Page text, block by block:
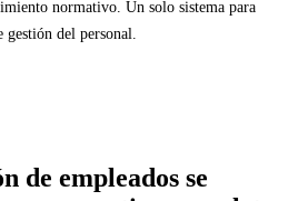
normativo. Un solo sistema para
gestión del personal.
de empleados se